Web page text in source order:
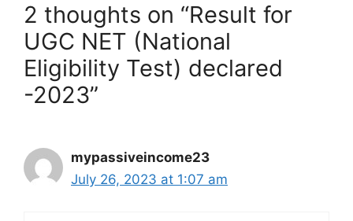
2 thoughts on “Result for
UGC NET (National
Eligibility Test) declared
-2023”
mypassiveincome23
July 26, 2023 at 1:07 am